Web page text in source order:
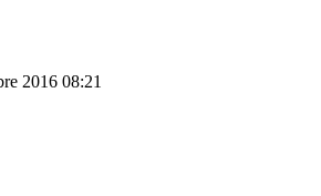
2016 08:21